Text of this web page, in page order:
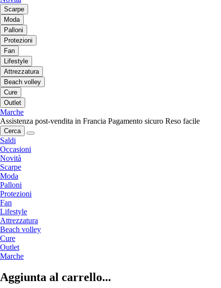
Scarpe
Moda
Palloni
Protezioni
Fan
Lifestyle
Attrezzatura
Beach volley
Cure
Outlet
Marche
Assistenza post-vendita in Francia Pagamento sicuro Reso facile
Cerca
Saldi
Occasioni
Novità
Scarpe
Moda
Palloni
Protezioni
Fan
Lifestyle
Attrezzatura
Beach volley
Cure
Outlet
Marche
Aggiunta al carrello...